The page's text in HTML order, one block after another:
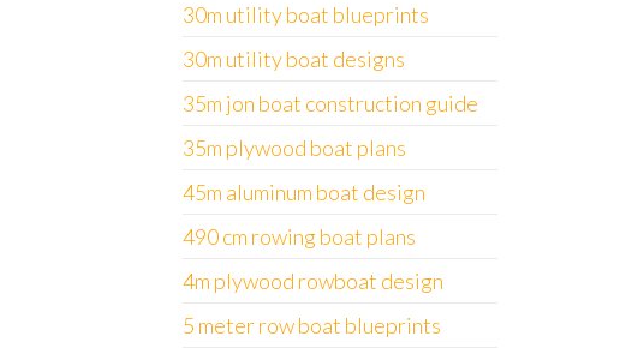
30m utility boat blueprints
30m utility boat designs
35m jon boat construction guide
35m plywood boat plans
45m aluminum boat design
490 cm rowing boat plans
4m plywood rowboat design
5 meter row boat blueprints